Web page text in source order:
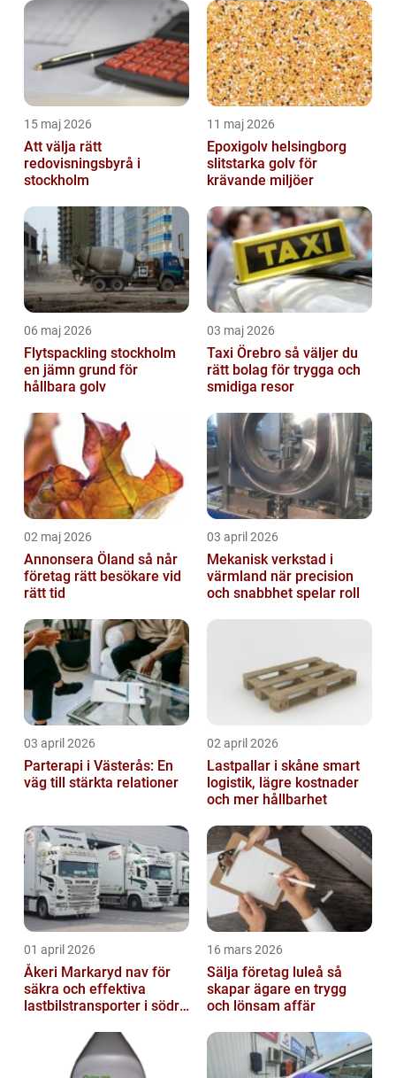
15 maj 2026
Att välja rätt
redovisningsbyrå i
stockholm
11 maj 2026
Epoxigolv helsingborg
slitstarka golv för
krävande miljöer
06 maj 2026
Flytspackling stockholm
en jämn grund för
hållbara golv
03 maj 2026
Taxi Örebro så väljer du
rätt bolag för trygga och
smidiga resor
02 maj 2026
Annonsera Öland så når
företag rätt besökare vid
rätt tid
03 april 2026
Mekanisk verkstad i
värmland när precision
och snabbhet spelar roll
03 april 2026
Parterapi i Västerås: En
väg till stärkta relationer
02 april 2026
Lastpallar i skåne smart
logistik, lägre kostnader
och mer hållbarhet
01 april 2026
Åkeri Markaryd nav för
säkra och effektiva
lastbilstransporter i södra
16 mars 2026
Sälja företag luleå så
skapar ägare en trygg
och lönsam affär